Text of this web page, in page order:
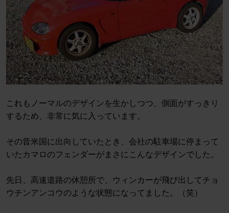
これもノーマルのデザインを生かしつつ、側面がすっきり
するため、非常に気に入っています。
その昔米国に出向していたとき、会社の駐車場に停まって
いたカマロのフェンダーがまさにこんなデザインでした。
先日、高速道路の休憩所で、ウィンカーが飛び出してチョ
ウチンアンコウのような状態になってました。（笑）